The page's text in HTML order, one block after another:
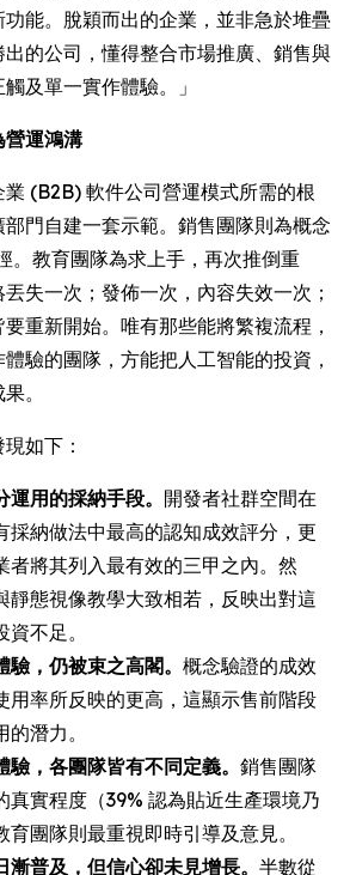
能。脫穎而出的企業，並非急於堆疊
的公司，懂得整合市場推廣、銷售與
及單一實作體驗。」
營運鴻溝
(B2B) 軟件公司營運模式所需的根
門自建一套示範。銷售團隊則為概念
。教育團隊為求上手，再次推倒重
失一次；發佈一次，內容失效一次；
重新開始。唯有那些能將繁複流程，
驗的團隊，方能把人工智能的投資，
。
如下：
用的採納手段。 開發者社群空間在
採納做法中最高的認知成效評分，更
者將其列入最有效的三甲之內。然
靜態視像教學大致相若，反映出對這
不足。
，仍被束之高閣。 概念驗證的成效
用率所反映的更高，這顯示售前階段
潛力。
，各團隊皆有不同定義。 銷售團隊
真實程度（39% 認為貼近生產環境乃
團隊則最重視即時引導及意見。
漸普及，但信心卻未見增長。 半數從